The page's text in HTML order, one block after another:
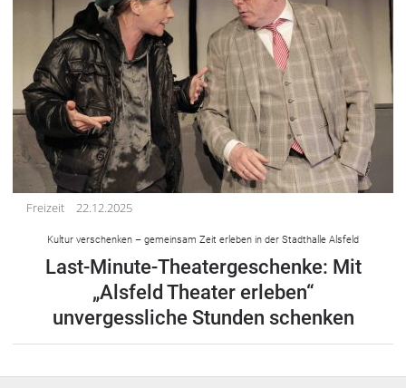
Freizeit 22.12.2025
Kultur verschenken – gemeinsam Zeit erleben in der Stadthalle Alsfeld
Last-Minute-Theatergeschenke: Mit
„Alsfeld Theater erleben“
unvergessliche Stunden schenken